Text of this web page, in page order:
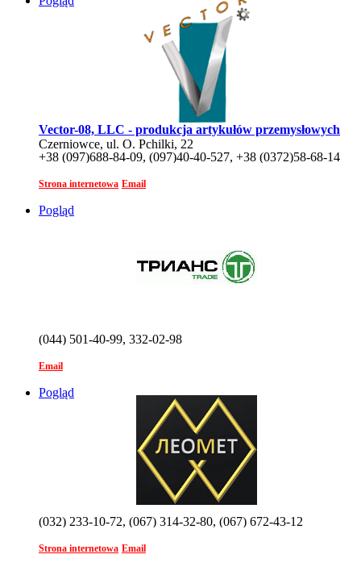
Vector-08, LLC - produkcja artykułów przemysłowych
Czerniowce, ul. O. Pchilki, 22
+38 (097)688-84-09, (097)40-40-527, +38 (0372)58-68-14
Strona internetowa Email
Pogląd
(044) 501-40-99, 332-02-98
Email
Pogląd
(032) 233-10-72, (067) 314-32-80, (067) 672-43-12
Strona internetowa Email